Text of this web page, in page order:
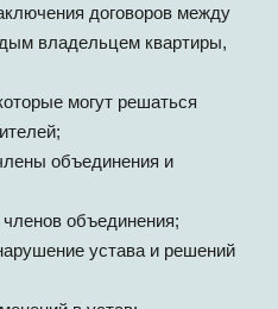
договоров между
владельцем квартиры,
могут решаться
объединения и
объединения;
устава и решений